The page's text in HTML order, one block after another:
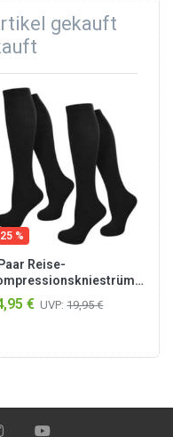
gekauft
%
Reise-
€ UVP: 19,95 €